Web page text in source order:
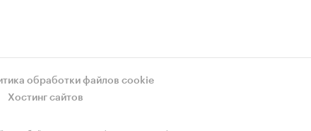
обработки файлов cookie
Хостинг сайтов